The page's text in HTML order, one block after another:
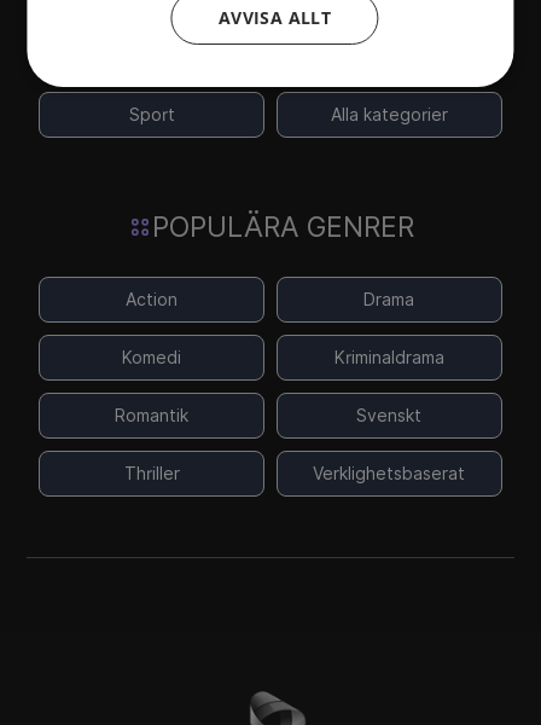
Sport Alla kategorier
POPULÄRA GENRER
Action Drama
Komedi Kriminaldrama
Romantik Svenskt
Thriller Verklighetsbaserat
AVVISA ALLT